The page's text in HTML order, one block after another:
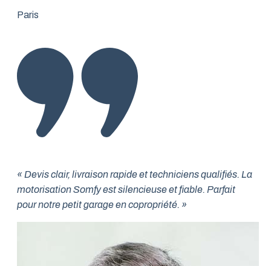
Paris
« Devis clair, livraison rapide et techniciens qualifiés. La
motorisation Somfy est silencieuse et fiable. Parfait
pour notre petit garage en copropriété. »